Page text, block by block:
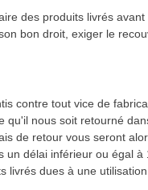
des produits livrés
bon droit, exiger le
contre tout vice de
qu'il nous soit retourné
de retour vous seront
un délai inférieur ou égal
livrés dues à une